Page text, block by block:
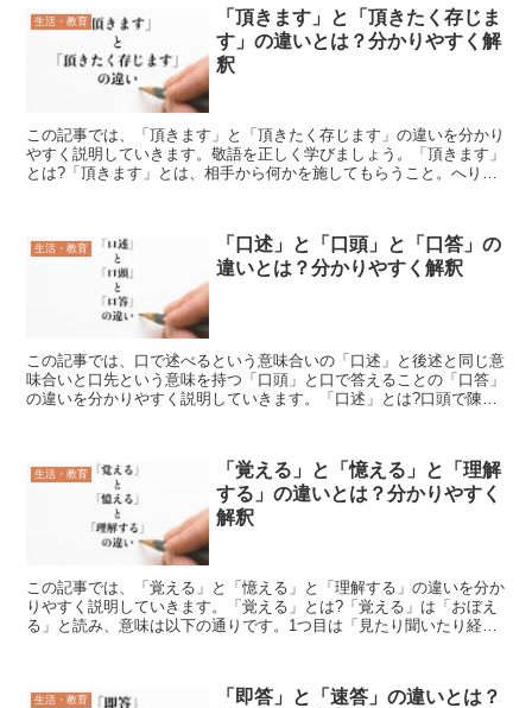
生活・教育
「頂きます」と「頂きたく存じま
す」の違いとは？分かりやすく解
釈
この記事では、「頂きます」と「頂きたく存じます」の違いを分かり
やすく説明していきます。敬語を正しく学びましょう。「頂きます」
とは?「頂きます」とは、相手から何かを施してもらうこと。へりく
生活・教育
「口述」と「口頭」と「口答」の
違いとは？分かりやすく解釈
この記事では、口で述べるという意味合いの「口述」と後述と同じ意
味合いと口先という意味を持つ「口頭」と口で答えることの「口答」
の違いを分かりやすく説明していきます。「口述」とは?口頭で陳述
生活・教育
「覚える」と「憶える」と「理解
する」の違いとは？分かりやすく
解釈
この記事では、「覚える」と「憶える」と「理解する」の違いを分か
りやすく説明していきます。「覚える」とは?「覚える」は「おぼえ
る」と読み、意味は以下の通りです。1つ目は「見たり聞いたり経験
生活・教育
「即答」と「速答」の違いとは？